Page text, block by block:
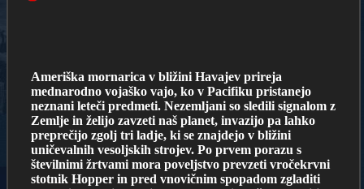
Ameriška mornarica v bližini Havajev prireja
mednarodno vojaško vajo, ko v Pacifiku pristanejo
neznani leteči predmeti. Nezemljani so sledili signalom z
Zemlje in želijo zavzeti naš planet, invazijo pa lahko
preprečijo zgolj tri ladje, ki se znajdejo v bližini
uničevalnih vesoljskih strojev. Po prvem porazu s
številnimi žrtvami mora poveljstvo prevzeti vročekrvni
stotnik Hopper in pred vnovičnim spopadom zgladiti